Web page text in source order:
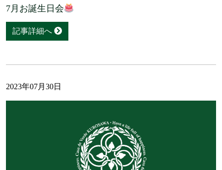
7月お誕生日会
記事詳細へ
2023年07月30日